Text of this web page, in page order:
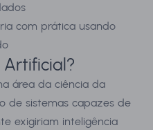
com prática usando
área da ciência da
de sistemas capazes de
exigiriam inteligência